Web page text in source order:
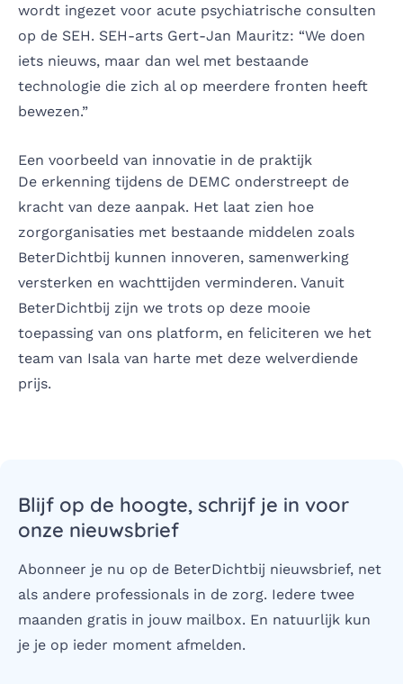
wordt ingezet voor acute psychiatrische consulten
op de SEH. SEH-arts Gert-Jan Mauritz: “We doen
iets nieuws, maar dan wel met bestaande
technologie die zich al op meerdere fronten heeft
bewezen.”
Een voorbeeld van innovatie in de praktijk
De erkenning tijdens de DEMC onderstreept de
kracht van deze aanpak. Het laat zien hoe
zorgorganisaties met bestaande middelen zoals
BeterDichtbij kunnen innoveren, samenwerking
versterken en wachttijden verminderen. Vanuit
BeterDichtbij zijn we trots op deze mooie
toepassing van ons platform, en feliciteren we het
team van Isala van harte met deze welverdiende
prijs.
Blijf op de hoogte, schrijf je in voor
onze nieuwsbrief
Abonneer je nu op de BeterDichtbij nieuwsbrief, net
als andere professionals in de zorg. Iedere twee
maanden gratis in jouw mailbox. En natuurlijk kun
je je op ieder moment afmelden.